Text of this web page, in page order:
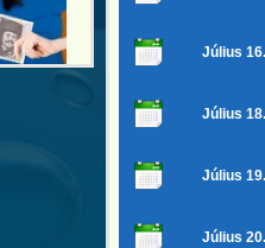
Július 16.
Július 18.
Július 19.
Július 20.